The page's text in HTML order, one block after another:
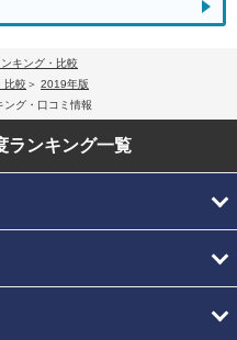
キング・比較
比較
2019年版
ング・口コミ情報
ランキング一覧